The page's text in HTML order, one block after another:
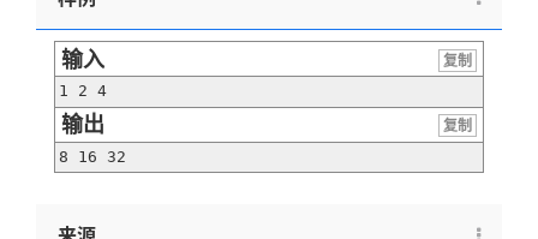
输入
复制
1 2 4
输出
复制
8 16 32